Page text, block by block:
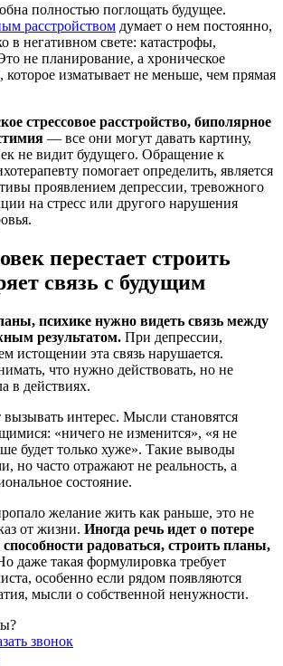
полностью поглощать будущее.
расстройством думает о нем постоянно,
в негативном свете: катастрофы,
не планирование, а хроническое
которое изматывает не меньше, чем прямая
стрессовое расстройство, биполярное
— все они могут давать картину,
не видит будущего. Обращение к
помогает определить, является
проявлением депрессии, тревожного
на стресс или другого нарушения
перестает строить
связь с будущим
психике нужно видеть связь между
результатом. При депрессии,
истощении эта связь нарушается.
что нужно действовать, но не
в действиях.
вызывать интерес. Мысли становятся
«ничего не изменится», «я не
будет только хуже». Такие выводы
но часто отражают не реальность, а
состояние.
желание жить как раньше, это не
от жизни. Иногда речь идет о потере
радоваться, строить планы,
даже такая формулировка требует
особенно если рядом появляются
мысли о собственной ненужности.
звонок